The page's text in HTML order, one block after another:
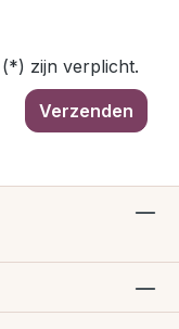
zijn verplicht.
Verzenden